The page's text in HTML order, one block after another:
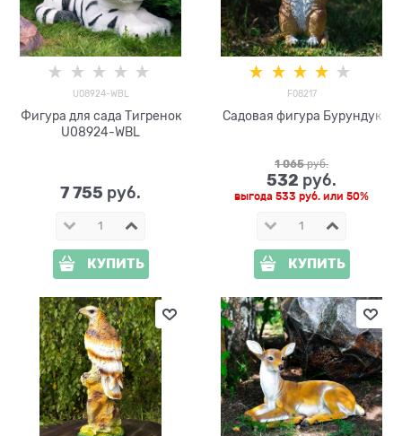
U08924-WBL
Фигура для сада Тигренок
U08924-WBL
7 755 руб.
КУПИТЬ
F08217
Садовая фигура Бурундук
1 065 руб.
532 руб.
выгода 533 руб. или 50%
КУПИТЬ